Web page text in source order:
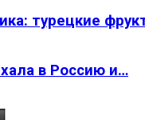
турецкие
в Россию и…